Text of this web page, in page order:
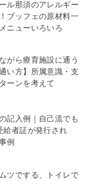
ル那須のアレルギー
ブッフェの原材料一
ニューいろいろ
がら療育施設に通う
い方】所属意識・支
ーンを考えて
記入例｜自己流でも
給者証が発行され
例
ツでする、トイレで